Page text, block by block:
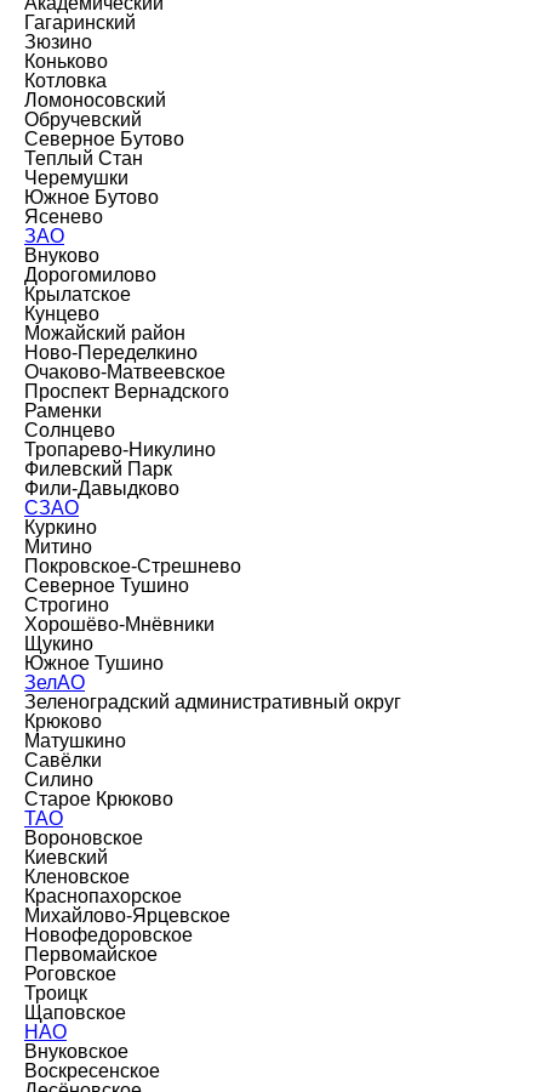
Гагаринский
Зюзино
Коньково
Котловка
Ломоносовский
Обручевский
Северное Бутово
Теплый Стан
Черемушки
Южное Бутово
Ясенево
ЗАО
Внуково
Дорогомилово
Крылатское
Кунцево
Можайский район
Ново-Переделкино
Очаково-Матвеевское
Проспект Вернадского
Раменки
Солнцево
Тропарево-Никулино
Филевский Парк
Фили-Давыдково
СЗАО
Куркино
Митино
Покровское-Стрешнево
Северное Тушино
Строгино
Хорошёво-Мнёвники
Щукино
Южное Тушино
ЗелАО
Зеленоградский административный округ
Крюково
Матушкино
Савёлки
Силино
Старое Крюково
ТАО
Вороновское
Киевский
Кленовское
Краснопахорское
Михайлово-Ярцевское
Новофедоровское
Первомайское
Роговское
Троицк
Щаповское
НАО
Внуковское
Воскресенское